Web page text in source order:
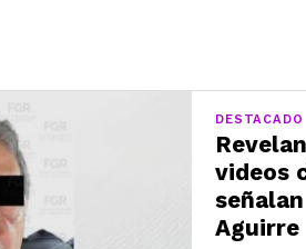
DESTACADO
videos
Aguirre